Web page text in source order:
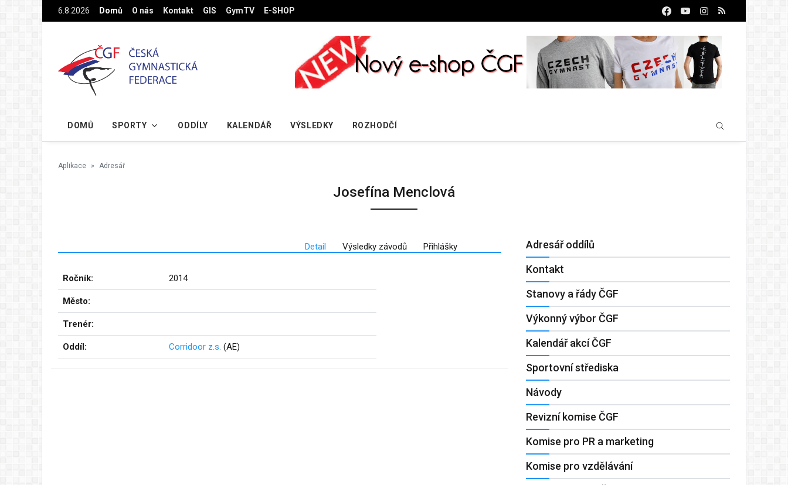
Na hlavní obsah6.8.2026 Domů O nás Kontakt GIS GymTV E-SHOP
DOMŮ SPORTY ODDÍLY KALENDÁŘ VÝSLEDKY ROZHODČÍ
Aplikace Adresář
Josefína Menclová
Detail Výsledky závodů Přihlášky
Ročník: 2014
Město:
Trenér:
Oddíl: Corridoor z.s. (AE)
Adresář oddílů
Kontakt
Stanovy a řády ČGF
Výkonný výbor ČGF
Kalendář akcí ČGF
Sportovní střediska
Návody
Revizní komise ČGF
Komise pro PR a marketing
Komise pro vzdělávání